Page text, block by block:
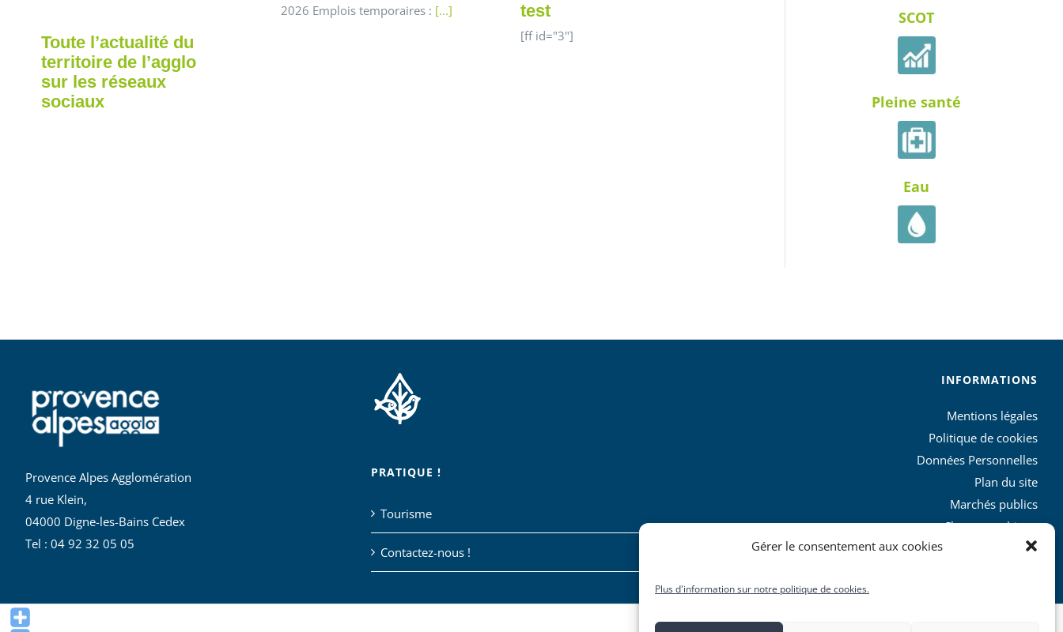
Gérer le consentement aux cookies
Plus d'information sur notre politique de cookies.
2026 Emplois temporaires : [...] test
[ff id="3"]
Toute l’actualité du
territoire de l’agglo
sur les réseaux
sociaux
SCOT
Pleine santé
Eau
Provence Alpes Agglomération
4 rue Klein,
04000 Digne-les-Bains Cedex
Tel : 04 92 32 05 05
PRATIQUE !
Tourisme
Contactez-nous !
INFORMATIONS
Mentions légales
Politique de cookies
Données Personnelles
Plan du site
Marchés publics
Charte graphique
L’agglo recrute